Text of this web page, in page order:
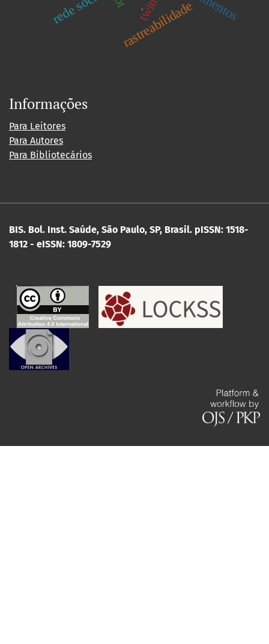
.
rastreabilidade
Informações
Para Leitores
Para Autores
Para Bibliotecários
BIS. Bol. Inst. Saúde, São Paulo, SP, Brasil. pISSN: 1518-
1812 - eISSN: 1809-7529